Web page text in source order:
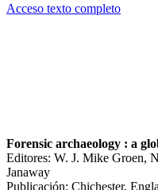
Acceso texto completo
Forensic archaeology : a
Editores: W. J. Mike Groen,
Janaway
Publicación: Chichester,